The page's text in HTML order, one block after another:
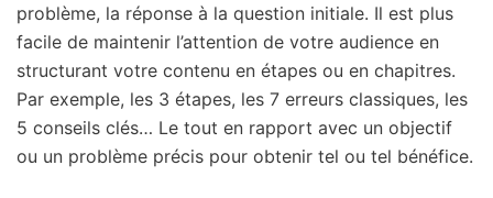
problème, la réponse à la question initiale. Il est plus
facile de maintenir l’attention de votre audience en
structurant votre contenu en étapes ou en chapitres.
Par exemple, les 3 étapes, les 7 erreurs classiques, les
5 conseils clés… Le tout en rapport avec un objectif
ou un problème précis pour obtenir tel ou tel bénéfice.